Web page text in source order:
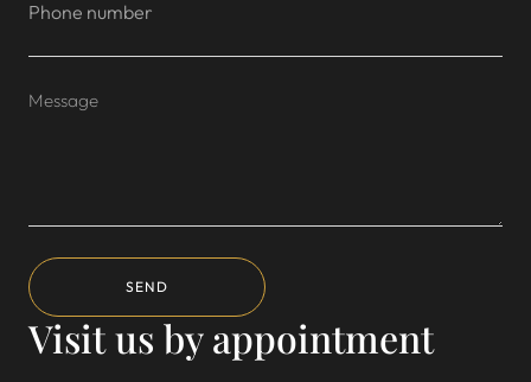
SEND
Visit us by appointment